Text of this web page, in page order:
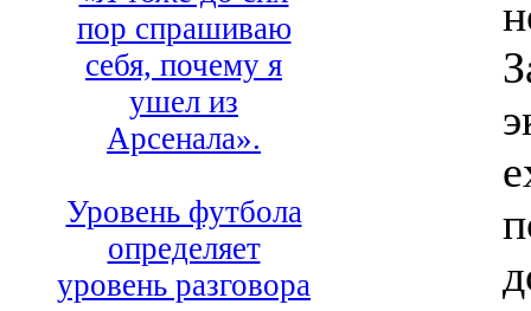
пор спрашиваю
себя, почему я
ушел из
Арсенала».
Уровень футбола
определяет
уровень разговора